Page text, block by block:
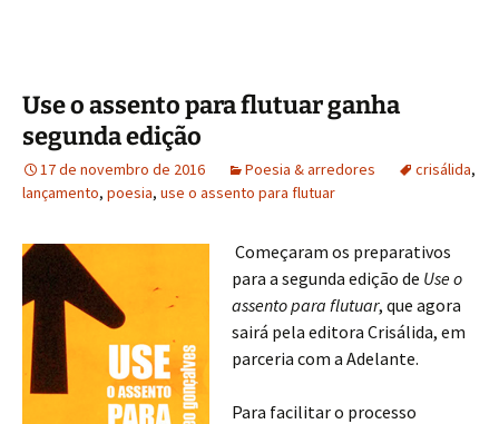
Use o assento para flutuar ganha
segunda edição
17 de novembro de 2016 Poesia & arredores crisálida,
lançamento, poesia, use o assento para flutuar
Começaram os preparativos
para a segunda edição de Use o
assento para flutuar, que agora
sairá pela editora Crisálida, em
parceria com a Adelante.
Para facilitar o processo